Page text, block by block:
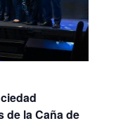
de la Caña de